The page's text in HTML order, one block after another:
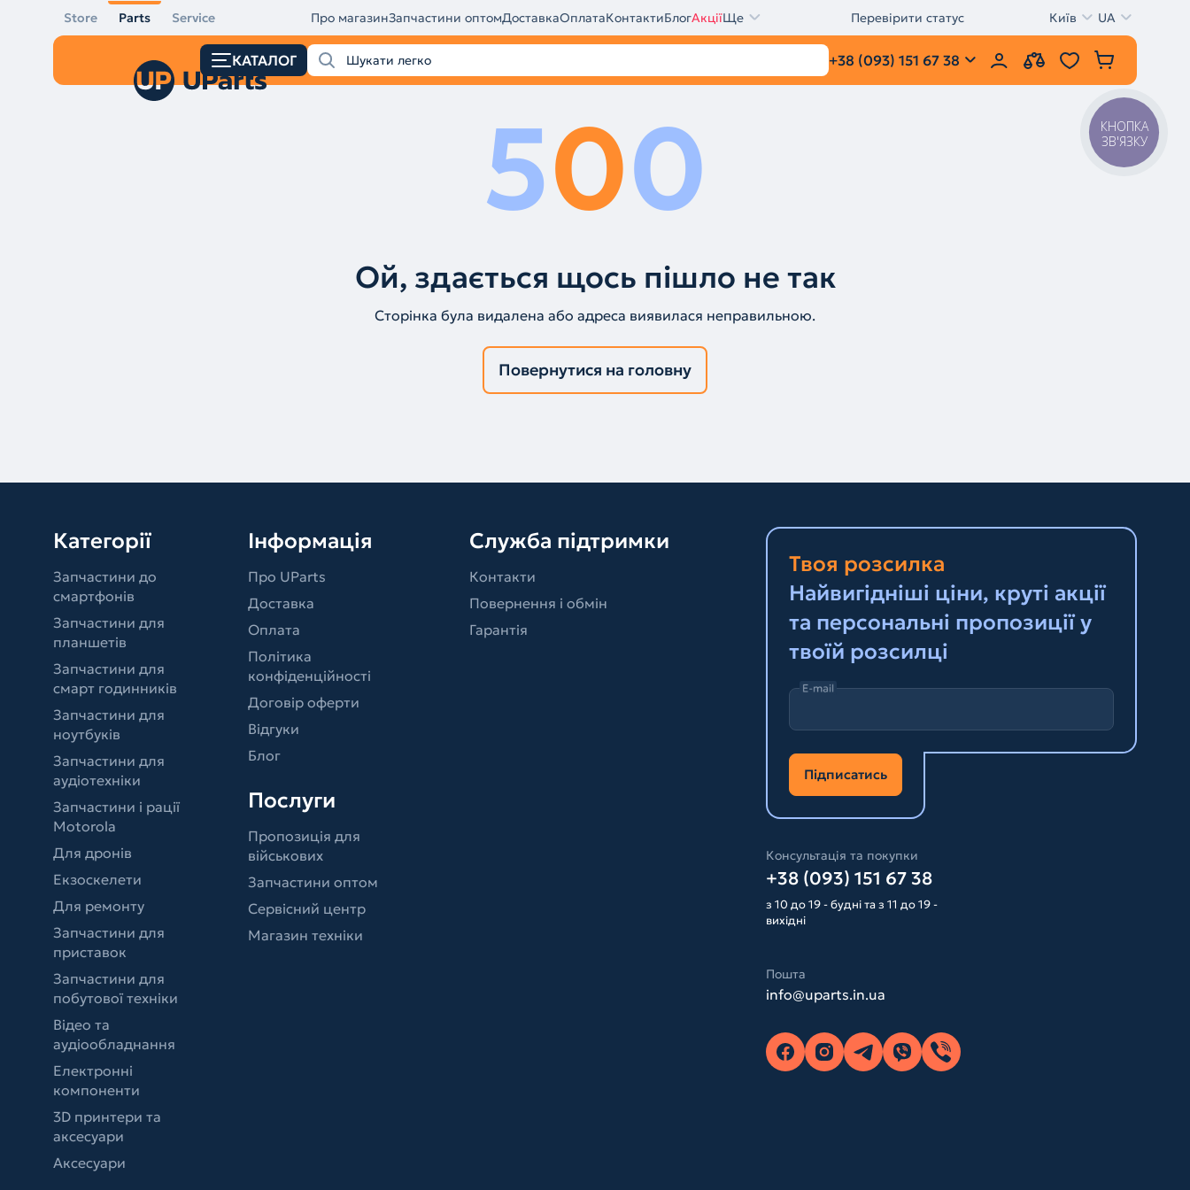
Store Parts Service Про магазинЗапчастини оптомДоставкаОплатаКонтактиБлогАкціїЩе Перевірити статус Київ UA
КАТАЛОГ +38 (093) 151 67 38
500
Ой, здається щось пішло не так
Сторінка була видалена або адреса виявилася неправильною.
Повернутися на головну
Категорії
Запчастини до
смартфонів
Запчастини для
планшетів
Запчастини для
смарт годинників
Запчастини для
ноутбуків
Запчастини для
аудіотехніки
Запчастини і рації
Motorola
Для дронів
Екзоскелети
Для ремонту
Запчастини для
приставок
Запчастини для
побутової техніки
Відео та
аудіообладнання
Електронні
компоненти
3D принтери та
аксесуари
Аксесуари
Інформація
Про UParts
Доставка
Оплата
Політика
конфіденційності
Договір оферти
Відгуки
Блог
Послуги
Пропозиція для
військових
Запчастини оптом
Сервісний центр
Магазин техніки
Служба підтримки
Контакти
Повернення і обмін
Гарантія
Твоя розсилка
Найвигідніші ціни, круті акції
та персональні пропозиції у
твоїй розсилці
E-mail
Підписатись
Консультація та покупки
+38 (093) 151 67 38
з 10 до 19 - будні та з 11 до 19 -
вихідні
Пошта
info@uparts.in.ua
КНОПКА
ЗВ'ЯЗКУ